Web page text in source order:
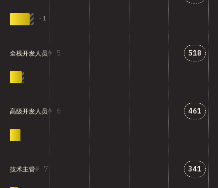
-1
5
全栈开发人员 匹配“全
518
6
高级开发人员 匹配“高
461
7
技术主管 匹配“技
341